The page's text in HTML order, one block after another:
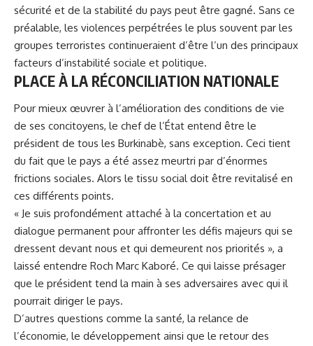
sécurité et de la stabilité du pays peut être gagné. Sans ce
préalable, les violences perpétrées le plus souvent par les
groupes terroristes continueraient d’être l’un des principaux
facteurs d’instabilité sociale et politique.
PLACE À LA RÉCONCILIATION NATIONALE
Pour mieux œuvrer à l’amélioration des conditions de vie
de ses concitoyens, le chef de l’État entend être le
président de tous les Burkinabè, sans exception. Ceci tient
du fait que le pays a été assez meurtri par d’énormes
frictions sociales. Alors le tissu social doit être revitalisé en
ces différents points.
« Je suis profondément attaché à la concertation et au
dialogue permanent pour affronter les défis majeurs qui se
dressent devant nous et qui demeurent nos priorités », a
laissé entendre Roch Marc Kaboré. Ce qui laisse présager
que le président tend la main à ses adversaires avec qui il
pourrait diriger le pays.
D’autres questions comme la santé, la relance de
l’économie, le développement ainsi que le retour des